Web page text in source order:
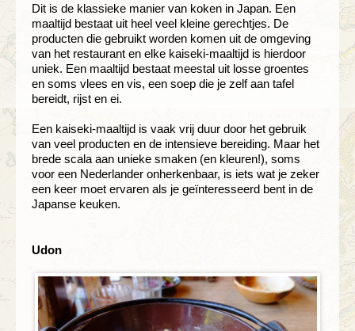
Dit is de klassieke manier van koken in Japan. Een
maaltijd bestaat uit heel veel kleine gerechtjes. De
producten die gebruikt worden komen uit de omgeving
van het restaurant en elke kaiseki-maaltijd is hierdoor
uniek. Een maaltijd bestaat meestal uit losse groentes
en soms vlees en vis, een soep die je zelf aan tafel
bereidt, rijst en ei.
Een kaiseki-maaltijd is vaak vrij duur door het gebruik
van veel producten en de intensieve bereiding. Maar het
brede scala aan unieke smaken (en kleuren!), soms
voor een Nederlander onherkenbaar, is iets wat je zeker
een keer moet ervaren als je geïnteresseerd bent in de
Japanse keuken.
Udon